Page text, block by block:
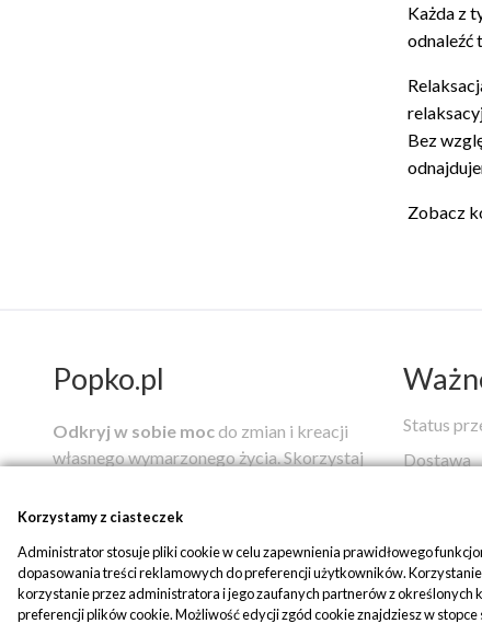
Każda z
odnaleźć
Bez
Zobacz
Popko.pl
Odkryj w sobie moc do zmian i kreacji
własnego wymarzonego życia.Skorzystaj
duchowegoZbigniewa Jana Popko
pełni szczęścia, które możesz nabyć w
naszym sklepie.
Status
Dostawa
Płatności
Edytuj
Korzystamy z ciasteczek
Administrator stosuje pliki cookie w celu zapewnienia prawidłowego
dopasowania treści reklamowych do preferencji użytkowników.
korzystanie przez administratora i jego zaufanych partnerów z
preferencji plików cookie. Możliwość edycji zgód cookie znajdziesz w